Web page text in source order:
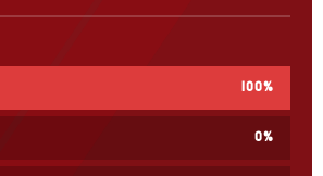
100%
0%